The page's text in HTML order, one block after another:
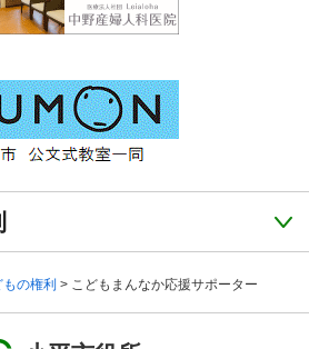
もの権利 > こどもまんなか応援サポーター